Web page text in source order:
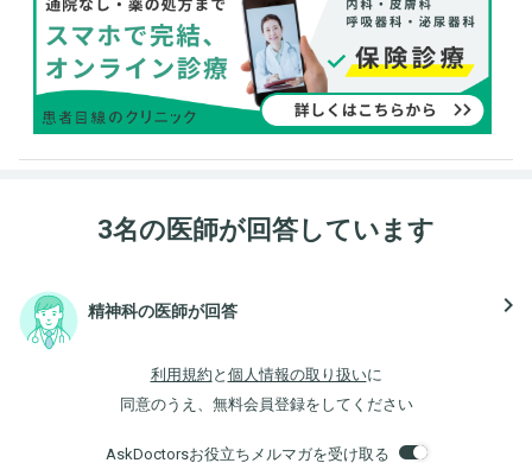
3名の医師が回答しています
精神科の医師が回答 navigate_next
利用規約 と 個人情報の取り扱いに
同意のうえ、無料会員登録をしてください
AskDoctorsお役立ちメルマガを受け取る